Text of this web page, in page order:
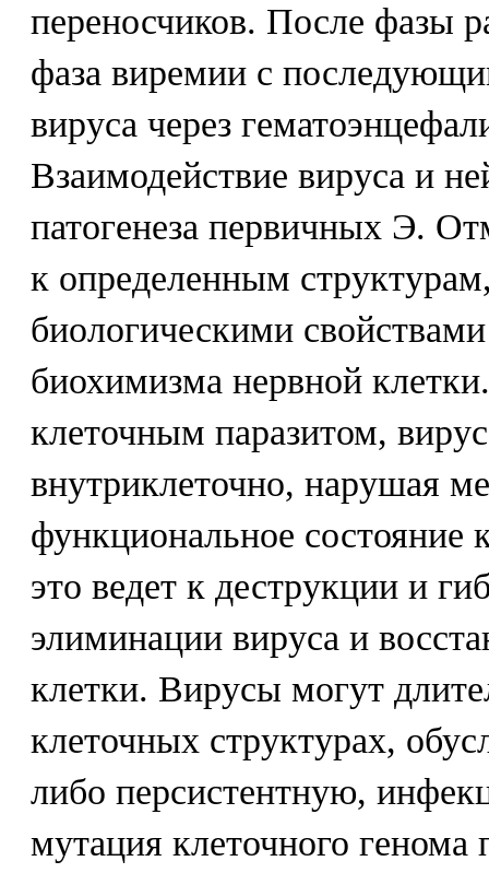
переносчиков. После фазы
фаза виремии с
вируса через
Взаимодействие вируса и
патогенеза первичных Э.
к определенным
биологическими
биохимизма нервной
клеточным паразитом,
внутриклеточно, нарушая
функциональное состояние
это ведет к деструкции и
элиминации вируса и
клетки. Вирусы могут
клеточных структурах,
либо персистентную,
мутация клеточного генома